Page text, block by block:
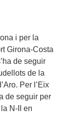
i per la
Girona-Costa
de seguir
de la
Per l’Eix
de seguir per
N-II en